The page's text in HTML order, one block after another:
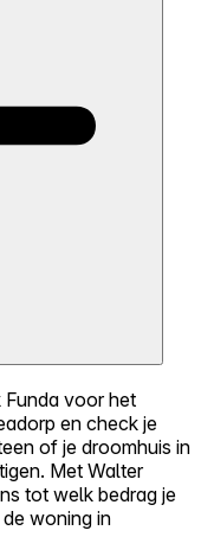
voor het
en check je
of je droomhuis in
Met Walter
tot welk bedrag je
woning in